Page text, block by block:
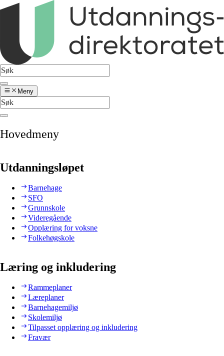
Meny
Hovedmeny
Utdanningsløpet
Barnehage
SFO
Grunnskole
Videregående
Opplæring for voksne
Folkehøgskole
Læring og inkludering
Rammeplaner
Læreplaner
Barnehagemiljø
Skolemiljø
Tilpasset opplæring og inkludering
Fravær